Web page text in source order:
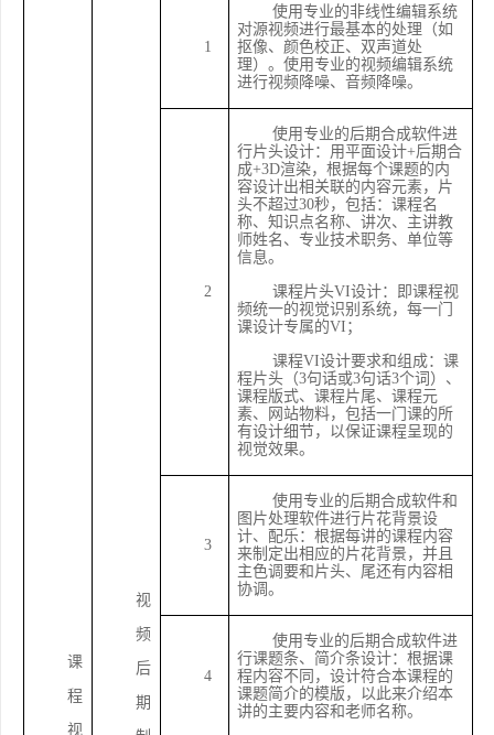
课
程
视
视
频
后
期
1
使用专业的非线性编辑系统
对源视频进行最基本的处理（如
抠像、颜色校正、双声道处
理）。使用专业的视频编辑系统
进行视频降噪、音频降噪。
2
使用专业的后期合成软件进
行片头设计：用平面设计+后期合
成+3D渲染，根据每个课题的内
容设计出相关联的内容元素，片
头不超过30秒，包括：课程名
称、知识点名称、讲次、主讲教
师姓名、专业技术职务、单位等
信息。
课程片头VI设计：即课程视
频统一的视觉识别系统，每一门
课设计专属的VI；
课程VI设计要求和组成：课
程片头（3句话或3句话3个词）、
课程版式、课程片尾、课程元
素、网站物料，包括一门课的所
有设计细节，以保证课程呈现的
视觉效果。
3
使用专业的后期合成软件和
图片处理软件进行片花背景设
计、配乐：根据每讲的课程内容
来制定出相应的片花背景，并且
主色调要和片头、尾还有内容相
协调。
4
使用专业的后期合成软件进
行课题条、简介条设计：根据课
程内容不同，设计符合本课程的
课题简介的模版，以此来介绍本
讲的主要内容和老师名称。